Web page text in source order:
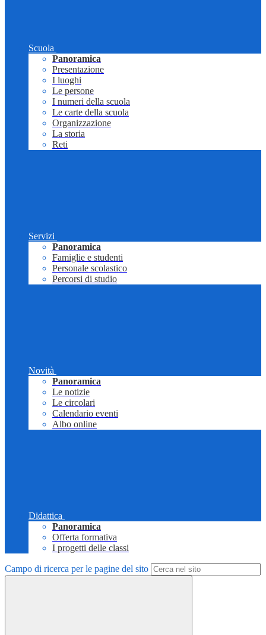
Scuola
Panoramica
Presentazione
I luoghi
Le persone
I numeri della scuola
Le carte della scuola
Organizzazione
La storia
Reti
Servizi
Panoramica
Famiglie e studenti
Personale scolastico
Percorsi di studio
Novità
Panoramica
Le notizie
Le circolari
Calendario eventi
Albo online
Didattica
Panoramica
Offerta formativa
I progetti delle classi
Campo di ricerca per le pagine del sito